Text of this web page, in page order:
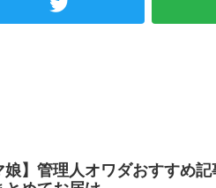
娘】管理人オワダおすすめ